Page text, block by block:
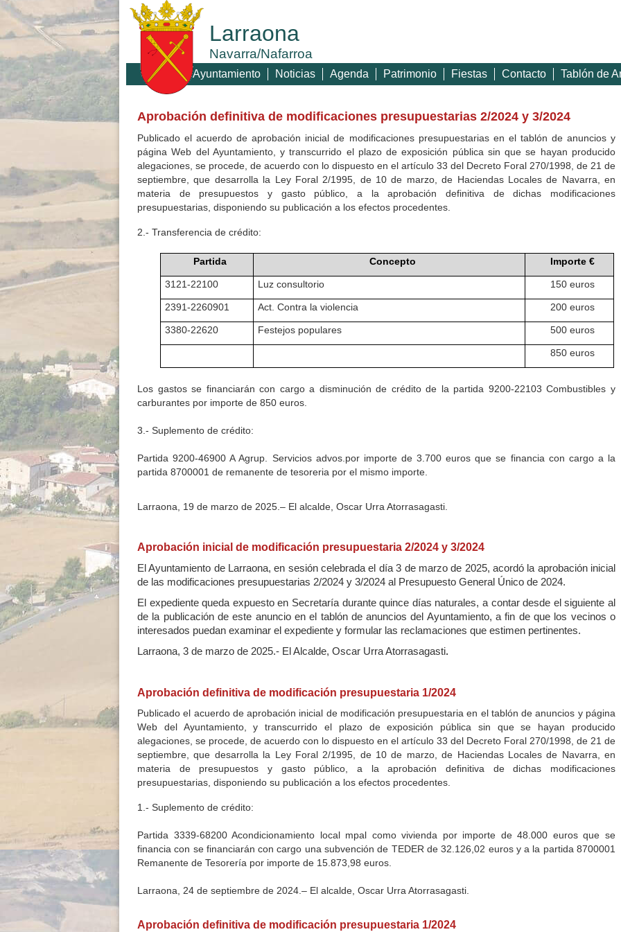
Larraona
Navarra/Nafarroa
Ayuntamiento Noticias Agenda Patrimonio Fiestas Contacto Tablón de
Aprobación definitiva de modificaciones presupuestarias 2/2024 y 3/2024
Publicado el acuerdo de aprobación inicial de modificaciones presupuestarias en el tablón de anuncios y
página Web del Ayuntamiento, y transcurrido el plazo de exposición pública sin que se hayan producido
alegaciones, se procede, de acuerdo con lo dispuesto en el artículo 33 del Decreto Foral 270/1998, de 21 de
septiembre, que desarrolla la Ley Foral 2/1995, de 10 de marzo, de Haciendas Locales de Navarra, en
materia de presupuestos y gasto público, a la aprobación definitiva de dichas modificaciones
presupuestarias, disponiendo su publicación a los efectos procedentes.
2.- Transferencia de crédito:
Partida Concepto Importe €
3121-22100 Luz consultorio 150 euros
2391-2260901 Act. Contra la violencia 200 euros
3380-22620 Festejos populares 500 euros
850 euros
Los gastos se financiarán con cargo a disminución de crédito de la partida 9200-22103 Combustibles y
carburantes por importe de 850 euros.
3.- Suplemento de crédito:
Partida 9200-46900 A Agrup. Servicios advos.por importe de 3.700 euros que se financia con cargo a la
partida 8700001 de remanente de tesoreria por el mismo importe.
Larraona, 19 de marzo de 2025.– El alcalde, Oscar Urra Atorrasagasti.
Aprobación inicial de modificación presupuestaria 2/2024 y 3/2024
El Ayuntamiento de Larraona, en sesión celebrada el día 3 de marzo de 2025, acordó la aprobación inicial
de las modificaciones presupuestarias 2/2024 y 3/2024 al Presupuesto General Único de 2024.
El expediente queda expuesto en Secretaría durante quince días naturales, a contar desde el siguiente al
de la publicación de este anuncio en el tablón de anuncios del Ayuntamiento, a fin de que los vecinos o
interesados puedan examinar el expediente y formular las reclamaciones que estimen pertinentes.
Larraona, 3 de marzo de 2025.- El Alcalde, Oscar Urra Atorrasagasti.
Aprobación definitiva de modificación presupuestaria 1/2024
Publicado el acuerdo de aprobación inicial de modificación presupuestaria en el tablón de anuncios y página
Web del Ayuntamiento, y transcurrido el plazo de exposición pública sin que se hayan producido
alegaciones, se procede, de acuerdo con lo dispuesto en el artículo 33 del Decreto Foral 270/1998, de 21 de
septiembre, que desarrolla la Ley Foral 2/1995, de 10 de marzo, de Haciendas Locales de Navarra, en
materia de presupuestos y gasto público, a la aprobación definitiva de dichas modificaciones
presupuestarias, disponiendo su publicación a los efectos procedentes.
1.- Suplemento de crédito:
Partida 3339-68200 Acondicionamiento local mpal como vivienda por importe de 48.000 euros que se
financia con se financiarán con cargo una subvención de TEDER de 32.126,02 euros y a la partida 8700001
Remanente de Tesorería por importe de 15.873,98 euros.
Larraona, 24 de septiembre de 2024.– El alcalde, Oscar Urra Atorrasagasti.
Aprobación definitiva de modificación presupuestaria 1/2024